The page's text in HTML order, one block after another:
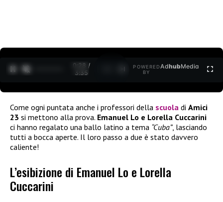
0:30 /
3:35
POWERED
BY
AdhubMedia
Come ogni puntata anche i professori della scuola di Amici
23 si mettono alla prova. Emanuel Lo e Lorella Cuccarini
ci hanno regalato una ballo latino a tema “Cuba”, lasciando
tutti a bocca aperte. Il loro passo a due è stato davvero
caliente!
L’esibizione di Emanuel Lo e Lorella
Cuccarini